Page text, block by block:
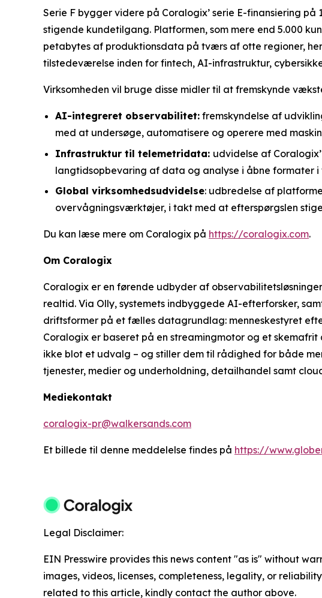
Serie F bygger videre på Coralogix’ serie E-finansiering
stigende kundetilgang. Platformen, som mere end 5.000
petabytes af produktionsdata på tværs af otte regioner,
tilstedeværelse inden for fintech, AI-infrastruktur,
Virksomheden vil bruge disse midler til at fremskynde
AI-integreret observabilitet: fremskyndelse af
med at undersøge, automatisere og operere med
Infrastruktur til telemetridata: udvidelse af
langtidsopbevaring af data og analyse i åbne formater i
Global virksomhedsudvidelse: udbredelse af
overvågningsværktøjer, i takt med at efterspørgslen
Du kan læse mere om Coralogix på https://coralogix.com.
Om Coralogix
Coralogix er en førende udbyder af
realtid. Via Olly, systemets indbyggede AI-efterforsker,
driftsformer på et fælles datagrundlag: menneskestyret
Coralogix er baseret på en streamingmotor og et
ikke blot et udvalg – og stiller dem til rådighed for både
tjenester, medier og underholdning, detailhandel samt
Mediekontakt
coralogix-pr@walkersands.com
Et billede til denne meddelelse findes på https://
Legal Disclaimer:
EIN Presswire provides this news content "as is" without
images, videos, licenses, completeness, legality, or
related to this article, kindly contact the author above.